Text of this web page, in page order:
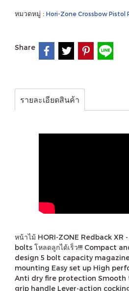
หมวดหมู่ : Hori-Zone Crossbow Pistol
Share
รายละเอียดสินค้า
หน้าไม้ HORI-ZONE Redback XR
bolts โหลดลูกได้เร็ว!!! Compact
design 5 bolt capacity
mounting Easy set up High
Anti dry fire protection
grip handle Lever-action